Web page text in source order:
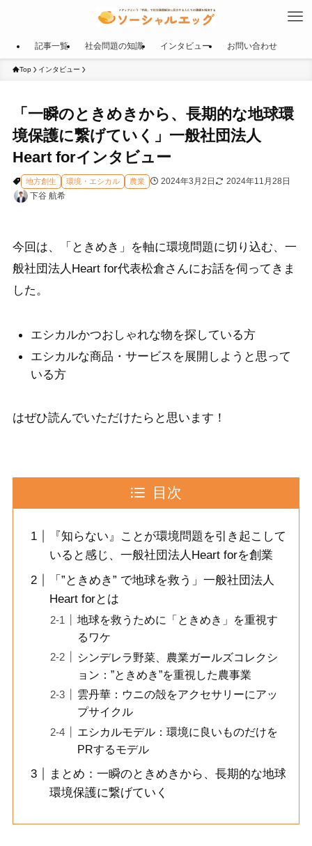
記事一覧 社会問題の知識 インタビュー お問い合わせ
Top インタビュー
「一瞬のときめきから、長期的な地球環
境保護に繋げていく」一般社団法人
Heart forインタビュー
地方創生 環境・エシカル 農業 2024年3月2日
2024年11月28日
下谷 航希
今回は、「ときめき」を軸に環境問題に切り込む、一
般社団法人Heart for代表松倉さんにお話を伺ってきま
した。
エシカルかつおしゃれな物を探している方
エシカルな商品・サービスを展開しようと思って
いる方
はぜひ読んでいただけたらと思います！
目次
『知らない』ことが環境問題を引き起こして
いると感じ、一般社団法人Heart forを創業
「”ときめき” で地球を救う」一般社団法人
Heart forとは
地球を救うために「ときめき」を重視す
るワケ
シンデレラ野菜、農業ガールズコレクシ
ョン：”ときめき”を重視した農事業
雲丹華：ウニの殻をアクセサリーにアッ
プサイクル
エシカルモデル：環境に良いものだけを
PRするモデル
まとめ：一瞬のときめきから、長期的な地球
環境保護に繋げていく